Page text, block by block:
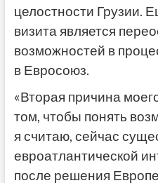
целостности Грузии.
визита является
возможностей в
в Евросоюз.
«Вторая причина
том, чтобы понять
я считаю, сейчас
евроатлантической
после решения